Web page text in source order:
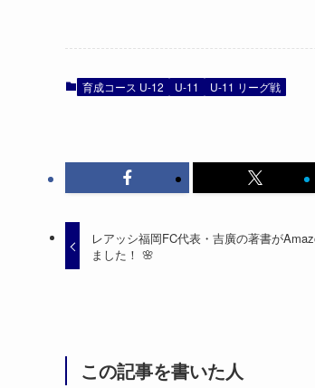
育成コース U-12 U-11 U-11 リーグ戦
レアッシ福岡FC代表・吉廣の著書が
ました！ 🌸
この記事を書いた人